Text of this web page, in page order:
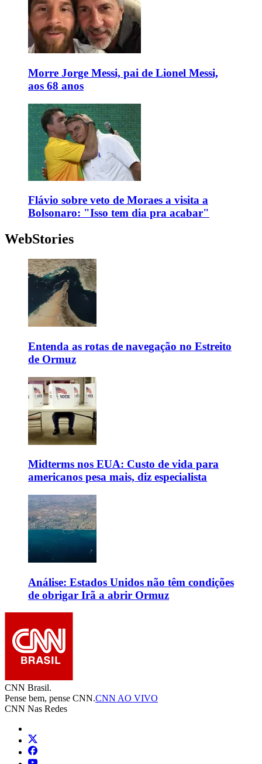
Morre Jorge Messi, pai de Lionel Messi,
aos 68 anos
Flávio sobre veto de Moraes a visita a
Bolsonaro: "Isso tem dia pra acabar"
WebStories
Entenda as rotas de navegação no Estreito
de Ormuz
Midterms nos EUA: Custo de vida para
americanos pesa mais, diz especialista
Análise: Estados Unidos não têm condições
de obrigar Irã a abrir Ormuz
CNN Brasil.
Pense bem, pense CNN.CNN AO VIVO
CNN Nas Redes